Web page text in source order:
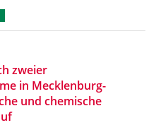
zweier
in Mecklenburg-
und chemische